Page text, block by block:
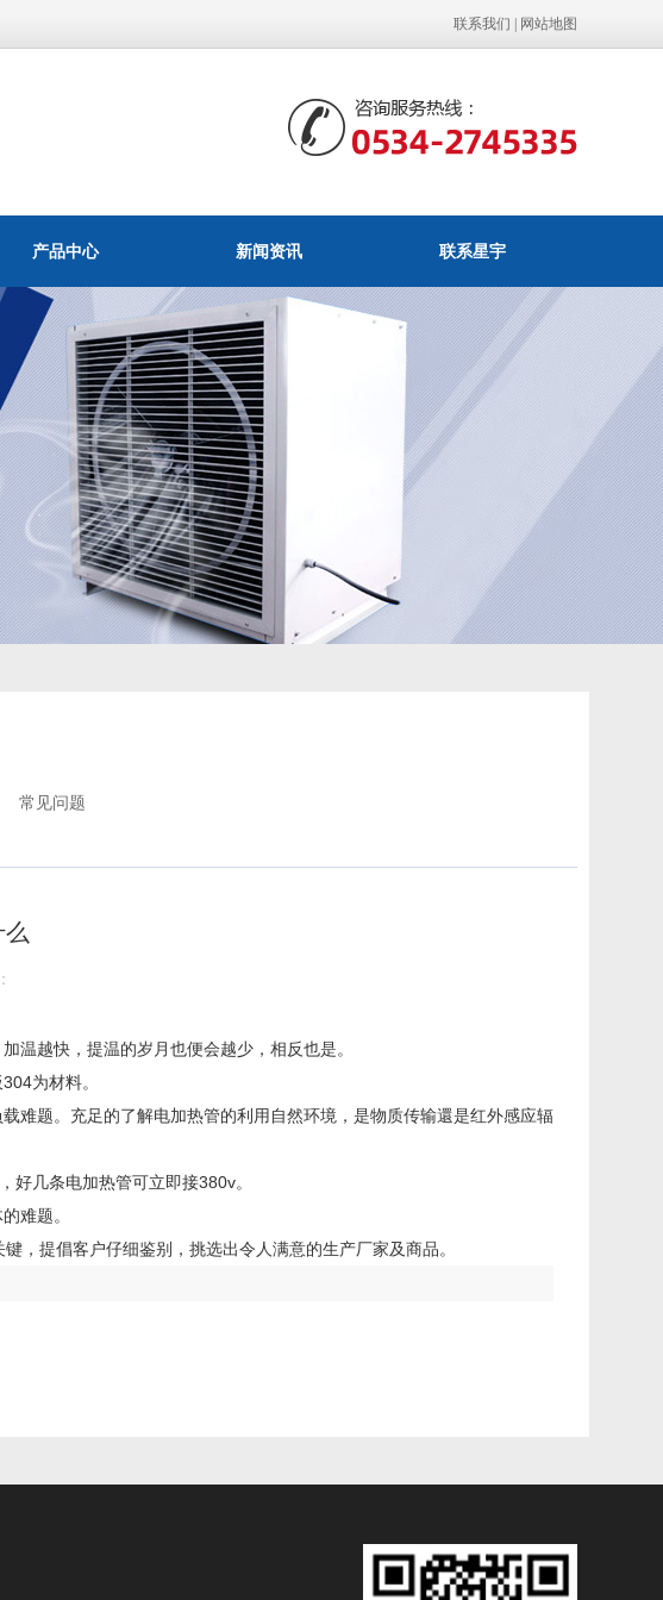
联系我们 网站地图
产品中心 新闻资讯 联系星宇
常见问题
温越快，提温的岁月也便会越少，相反也是。
为材料。
难题。充足的了解电加热管的利用自然环境，是物质传输還是红外感应辐
几条电加热管可立即接380v。
难题。
，提倡客户仔细鉴别，挑选出令人满意的生产厂家及商品。